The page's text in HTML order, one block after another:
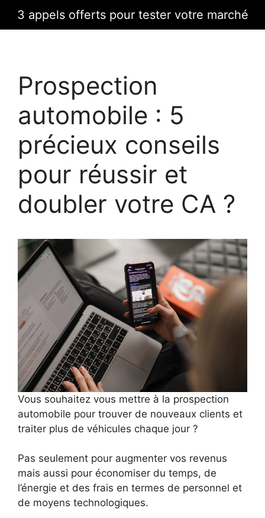
3 appels offerts pour tester votre marché
Prospection
automobile : 5
précieux conseils
pour réussir et
doubler votre CA ?
Vous souhaitez vous mettre à la prospection
automobile pour trouver de nouveaux clients et
traiter plus de véhicules chaque jour ?
Pas seulement pour augmenter vos revenus
mais aussi pour économiser du temps, de
l’énergie et des frais en termes de personnel et
de moyens technologiques.